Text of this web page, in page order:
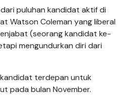
puluhan kandidat aktif di
Watson Coleman yang liberal
(seorang kandidat ke-
mengundurkan diri dari
terdepan untuk
pada bulan November.